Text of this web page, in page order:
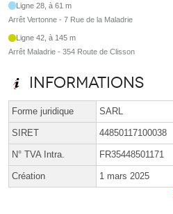
Ligne 28, à 61 m
Arrêt Vertonne - 7 Rue de la Maladrie
Ligne 42, à 145 m
Arrêt Maladrie - 354 Route de Clisson
Informations
Forme juridique SARL
SIRET 44850117100038
N° TVA Intra. FR35448501171
Création 1 mars 2025